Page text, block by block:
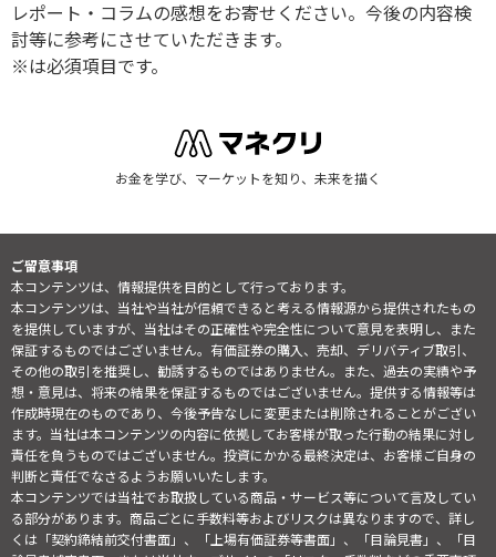
レポート・コラムの感想をお寄せください。今後の内容検
討等に参考にさせていただきます。
※は必須項目です。
お金を学び、マーケットを知り、未来を描く
ご留意事項
本コンテンツは、情報提供を目的として行っております。
本コンテンツは、当社や当社が信頼できると考える情報源から提供されたもの
を提供していますが、当社はその正確性や完全性について意見を表明し、また
保証するものではございません。有価証券の購入、売却、デリバティブ取引、
その他の取引を推奨し、勧誘するものではありません。また、過去の実績や予
想・意見は、将来の結果を保証するものではございません。提供する情報等は
作成時現在のものであり、今後予告なしに変更または削除されることがござい
ます。当社は本コンテンツの内容に依拠してお客様が取った行動の結果に対し
責任を負うものではございません。投資にかかる最終決定は、お客様ご自身の
判断と責任でなさるようお願いいたします。
本コンテンツでは当社でお取扱している商品・サービス等について言及してい
る部分があります。商品ごとに手数料等およびリスクは異なりますので、詳し
くは「契約締結前交付書面」、「上場有価証券等書面」、「目論見書」、「目